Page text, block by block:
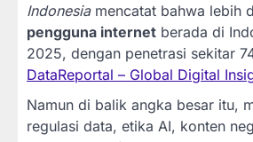
Indonesiamencatat bahwa lebih
pengguna internet berada di
2025, dengan penetrasi sekitar
DataReportal – Global Digital
Namun di balik angka besar itu,
regulasi data, etika AI, konten